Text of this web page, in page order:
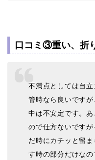
口コミ③重い、折
不満点としては自
管時なら良いです
中は不安定です。
ので仕方ないです
だ時にカチッと留
す時の部分だけな